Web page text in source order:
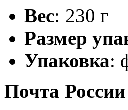
Вес: 230 г
Размер
Упаковка:
Почта России